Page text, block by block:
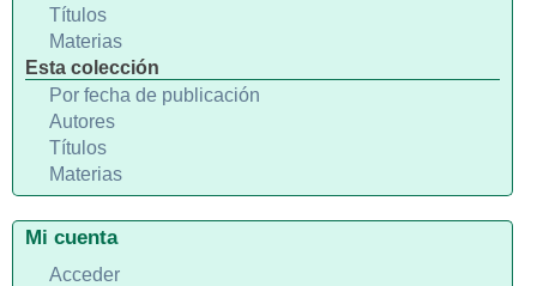
Títulos
Materias
Esta colección
Por fecha de publicación
Autores
Títulos
Materias
Mi cuenta
Acceder